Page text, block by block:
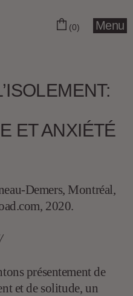
(0) Menu
ET ANXIÉTÉ
Demers, Montréal,
2020.
présentement de
et de solitude, un